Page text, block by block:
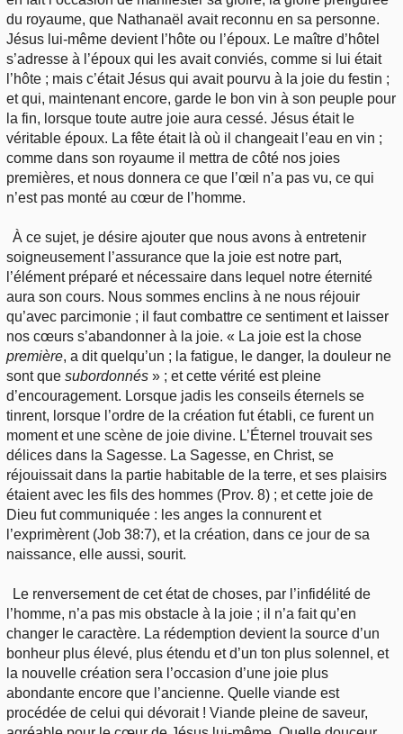
du royaume, que Nathanaël avait reconnu en sa personne.
Jésus lui-même devient l’hôte ou l’époux. Le maître d’hôtel
s’adresse à l’époux qui les avait conviés, comme si lui était
l’hôte ; mais c’était Jésus qui avait pourvu à la joie du festin ;
et qui, maintenant encore, garde le bon vin à son peuple pour
la fin, lorsque toute autre joie aura cessé. Jésus était le
véritable époux. La fête était là où il changeait l’eau en vin ;
comme dans son royaume il mettra de côté nos joies
premières, et nous donnera ce que l’œil n’a pas vu, ce qui
n’est pas monté au cœur de l’homme.
À ce sujet, je désire ajouter que nous avons à entretenir
soigneusement l’assurance que la joie est notre part,
l’élément préparé et nécessaire dans lequel notre éternité
aura son cours. Nous sommes enclins à ne nous réjouir
qu’avec parcimonie ; il faut combattre ce sentiment et laisser
nos cœurs s’abandonner à la joie. « La joie est la chose
première, a dit quelqu’un ; la fatigue, le danger, la douleur ne
sont que subordonnés » ; et cette vérité est pleine
d’encouragement. Lorsque jadis les conseils éternels se
tinrent, lorsque l’ordre de la création fut établi, ce furent un
moment et une scène de joie divine. L’Éternel trouvait ses
délices dans la Sagesse. La Sagesse, en Christ, se
réjouissait dans la partie habitable de la terre, et ses plaisirs
étaient avec les fils des hommes (Prov. 8) ; et cette joie de
Dieu fut communiquée : les anges la connurent et
l’exprimèrent (Job 38:7), et la création, dans ce jour de sa
naissance, elle aussi, sourit.
Le renversement de cet état de choses, par l’infidélité de
l’homme, n’a pas mis obstacle à la joie ; il n’a fait qu’en
changer le caractère. La rédemption devient la source d’un
bonheur plus élevé, plus étendu et d’un ton plus solennel, et
la nouvelle création sera l’occasion d’une joie plus
abondante encore que l’ancienne. Quelle viande est
procédée de celui qui dévorait ! Viande pleine de saveur,